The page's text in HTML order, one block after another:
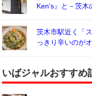
Ken’s』と－茨木
茨木市駅近く「
っきり辛いのが
いばジャルおすすめ